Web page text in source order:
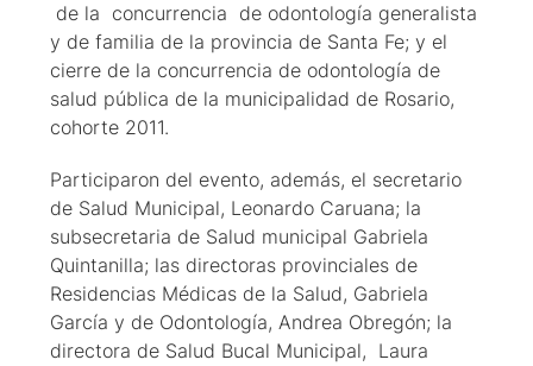
de la concurrencia de odontología generalista
y de familia de la provincia de Santa Fe; y el
cierre de la concurrencia de odontología de
salud pública de la municipalidad de Rosario,
cohorte 2011.
Participaron del evento, además, el secretario
de Salud Municipal, Leonardo Caruana; la
subsecretaria de Salud municipal Gabriela
Quintanilla; las directoras provinciales de
Residencias Médicas de la Salud, Gabriela
García y de Odontología, Andrea Obregón; la
directora de Salud Bucal Municipal, Laura